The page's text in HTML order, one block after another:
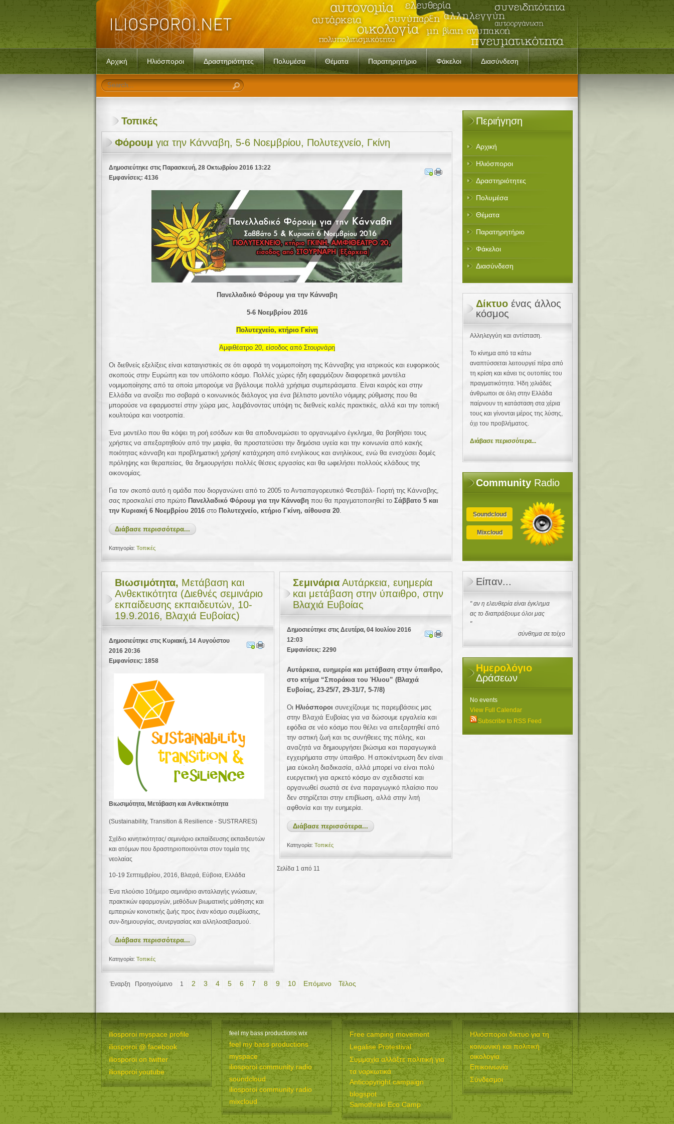
Αρχική Ηλιόσποροι Δραστηριότητες Πολυμέσα Θέματα Παρατηρητήριο Φάκελοι Διασύνδεση
Τοπικές
Φόρουμ για την Κάνναβη, 5-6 Νοεμβρίου, Πολυτεχνείο, Γκίνη
Δημοσιεύτηκε στις Παρασκευή, 28 Οκτωβρίου 2016 13:22
Εμφανίσεις: 4136
Πανελλαδικό Φόρουμ για την Κάνναβη
5-6 Νοεμβρίου 2016
Πολυτεχνείο, κτήριο Γκίνη
Αμφιθέατρο 20, είσοδος από Στουρνάρη
Οι διεθνείς εξελίξεις είναι καταιγιστικές σε ότι αφορά τη νομιμοποίηση της Κάνναβης για ιατρικούς και ευφορικούς
σκοπούς στην Ευρώπη και τον υπόλοιπο κόσμο. Πολλές χώρες ήδη εφαρμόζουν διαφορετικά μοντέλα
νομιμοποίησης από τα οποία μπορούμε να βγάλουμε πολλά χρήσιμα συμπεράσματα. Είναι καιρός και στην
Ελλάδα να ανοίξει πιο σοβαρά ο κοινωνικός διάλογος για ένα βέλτιστο μοντέλο νόμιμης ρύθμισης που θα
μπορούσε να εφαρμοστεί στην χώρα μας, λαμβάνοντας υπόψη τις διεθνείς καλές πρακτικές, αλλά και την τοπική
κουλτούρα και νοοτροπία.
Ένα μοντέλο που θα κόψει τη ροή εσόδων και θα αποδυναμώσει το οργανωμένο έγκλημα, θα βοηθήσει τους
χρήστες να απεξαρτηθούν από την μαφία, θα προστατεύσει την δημόσια υγεία και την κοινωνία από κακής
ποιότητας κάνναβη και προβληματική χρήση/ κατάχρηση από ενηλίκους και ανηλίκους, ενώ θα ενισχύσει δομές
πρόληψης και θεραπείας, θα δημιουργήσει πολλές θέσεις εργασίας και θα ωφελήσει πολλούς κλάδους της
οικονομίας.
Για τον σκοπό αυτό η ομάδα που διοργανώνει από το 2005 το Αντιαπαγορευτικό Φεστιβάλ- Γιορτή της Κάνναβης,
σας προσκαλεί στο πρώτο Πανελλαδικό Φόρουμ για την Κάνναβη που θα πραγματοποιηθεί το Σάββατο 5 και
την Κυριακή 6 Νοεμβρίου 2016 στο Πολυτεχνείο, κτήριο Γκίνη, αίθουσα 20.
Διάβασε περισσότερα...
Κατηγορία: Τοπικές
Βιωσιμότητα, Μετάβαση και
Ανθεκτικότητα (Διεθνές σεμινάριο
εκπαίδευσης εκπαιδευτών, 10-
19.9.2016, Βλαχιά Ευβοίας)
Δημοσιεύτηκε στις Κυριακή, 14 Αυγούστου
2016 20:36
Εμφανίσεις: 1858
Βιωσιμότητα, Μετάβαση και Ανθεκτικότητα
(Sustainability, Transition & Resilience - SUSTRARES)
Σχέδιο κινητικότητας/ σεμινάριο εκπαίδευσης εκπαιδευτών
και ατόμων που δραστηριοποιούνται στον τομέα της
νεολαίας
10-19 Σεπτεμβρίου, 2016, Βλαχιά, Εύβοια, Ελλάδα
Ένα πλούσιο 10ήμερο σεμινάριο ανταλλαγής γνώσεων,
πρακτικών εφαρμογών, μεθόδων βιωματικής μάθησης και
εμπειριών κοινοτικής ζωής προς έναν κόσμο συμβίωσης,
συν-δημιουργίας, συνεργασίας και αλληλοσεβασμού.
Διάβασε περισσότερα...
Κατηγορία: Τοπικές
ΣεμινάριαΑυτάρκεια, ευημερία
και μετάβαση στην ύπαιθρο, στην
Βλαχιά Ευβοίας
Δημοσιεύτηκε στις Δευτέρα, 04 Ιουλίου 2016
12:03
Εμφανίσεις: 2290
Αυτάρκεια, ευημερία και μετάβαση στην ύπαιθρο,
στο κτήμα “Σποράκια του Ήλιου” (Βλαχιά
Ευβοίας, 23-25/7, 29-31/7, 5-7/8)
Οι Ηλιόσποροι συνεχίζουμε τις παρεμβάσεις μας
στην Βλαχιά Ευβοίας για να δώσουμε εργαλεία και
εφόδια σε νέο κόσμο που θέλει να απεξαρτηθεί από
την αστική ζωή και τις συνήθειες της πόλης, και
αναζητά να δημιουργήσει βιώσιμα και παραγωγικά
εγχειρήματα στην ύπαιθρο. Η αποκέντρωση δεν είναι
μια εύκολη διαδικασία, αλλά μπορεί να είναι πολύ
ευεργετική για αρκετό κόσμο αν σχεδιαστεί και
οργανωθεί σωστά σε ένα παραγωγικό πλαίσιο που
δεν στηρίζεται στην επιβίωση, αλλά στην λιτή
αφθονία και την ευημερία.
Διάβασε περισσότερα...
Κατηγορία: Τοπικές
Σελίδα 1 από 11
Έναρξη Προηγούμενο 1 2 3 4 5 6 7 8 9 10 Επόμενο Τέλος
Περιήγηση
Αρχική
Ηλιόσποροι
Δραστηριότητες
Πολυμέσα
Θέματα
Παρατηρητήριο
Φάκελοι
Διασύνδεση
Δίκτυο ένας άλλος
κόσμος
Αλληλεγγύη και αντίσταση.
Το κίνημα από τα κάτω
αναπτύσσεται λειτουργεί πέρα από
τη κρίση και κάνει τις ουτοπίες του
πραγματικότητα. Ήδη χιλιάδες
άνθρωποι σε όλη στην Ελλάδα
παίρνουν τη κατάσταση στα χέρια
τους και γίνονται μέρος της λύσης,
όχι του προβλήματος.
Διάβασε περισσότερα...
Community Radio
Soundcloud
Mixcloud
Είπαν...
" αν η ελευθερία είναι έγκλημα
ας το διαπράξουμε όλοι μας
"
σύνθημα σε τοίχο
Ημερολόγιο
Δράσεων
No events
View Full Calendar
Subscribe to RSS Feed
iliosporoi myspace profile
iliosporoi @ facebook
iliosporoi on twitter
iliosporoi youtube
feel my bass productions wix
feel my bass productions
myspace
iliosporoi community radio
soundcloud
iliosporoi community radio
mixcloud
Free camping movement
Legalise Protestival
Συμμαχία αλλάξτε πολιτική για
τα ναρκωτικά
Anticopyright campaign
blogspot
Samothraki Eco Camp
Ηλιόσποροι δίκτυο για τη
κοινωνική και πολιτική
οικολογία
Επικοινωνία
Σύνδεσμοι